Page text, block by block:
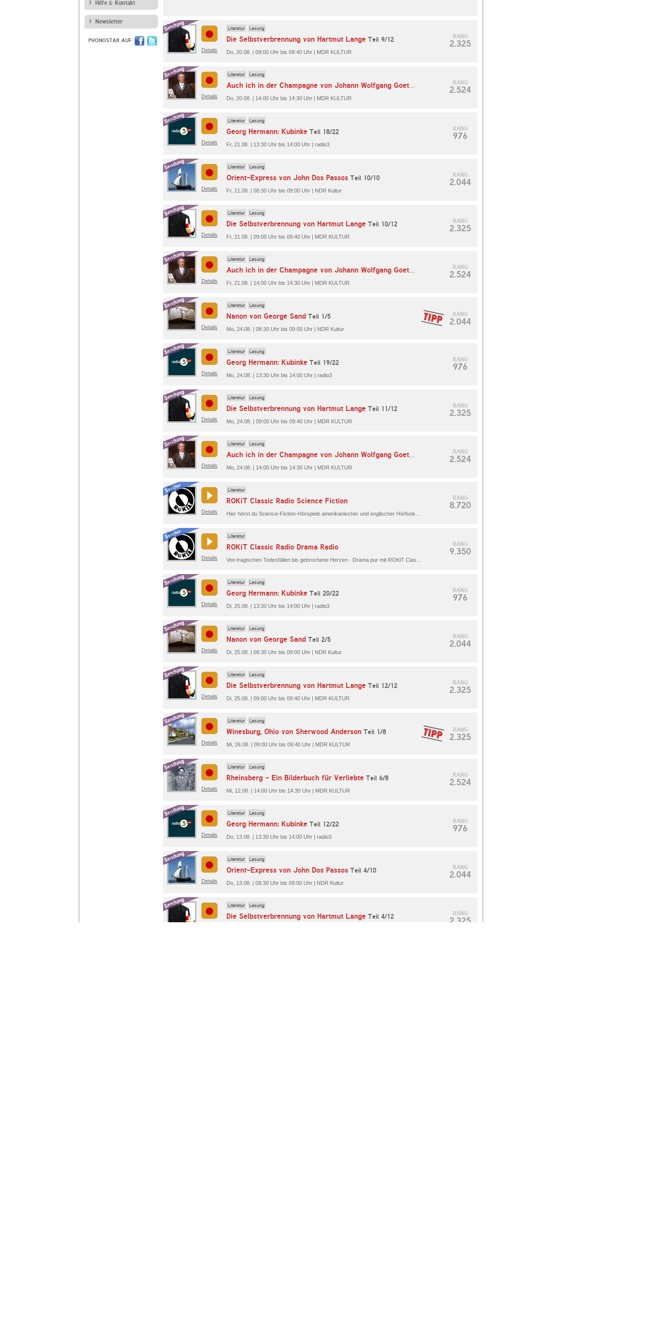
Hilfe & Kontakt
Newsletter
PHONOSTAR AUF
Details
Literatur Lesung
Die Selbstverbrennung von Hartmut Lange Teil 9/12
Do, 20.08. | 09:00 Uhr bis 09:40 Uhr | MDR KULTUR
RANG
2.325
Details
Literatur Lesung
Auch ich in der Champagne von Johann Wolfgang Goethe
Do, 20.08. | 14:00 Uhr bis 14:30 Uhr | MDR KULTUR
RANG
2.524
Details
Literatur Lesung
Georg Hermann: Kubinke Teil 18/22
Fr, 21.08. | 13:30 Uhr bis 14:00 Uhr | radio3
RANG
976
Details
Literatur Lesung
Orient-Express von John Dos Passos Teil 10/10
Fr, 21.08. | 08:30 Uhr bis 09:00 Uhr | NDR Kultur
RANG
2.044
Details
Literatur Lesung
Die Selbstverbrennung von Hartmut Lange Teil 10/12
Fr, 21.08. | 09:00 Uhr bis 09:40 Uhr | MDR KULTUR
RANG
2.325
Details
Literatur Lesung
Auch ich in der Champagne von Johann Wolfgang Goethe
Fr, 21.08. | 14:00 Uhr bis 14:30 Uhr | MDR KULTUR
RANG
2.524
Details
Literatur Lesung
Nanon von George Sand Teil 1/5
Mo, 24.08. | 08:30 Uhr bis 09:00 Uhr | NDR Kultur
RANG
2.044
Details
Literatur Lesung
Georg Hermann: Kubinke Teil 19/22
Mo, 24.08. | 13:30 Uhr bis 14:00 Uhr | radio3
RANG
976
Details
Literatur Lesung
Die Selbstverbrennung von Hartmut Lange Teil 11/12
Mo, 24.08. | 09:00 Uhr bis 09:40 Uhr | MDR KULTUR
RANG
2.325
Details
Literatur Lesung
Auch ich in der Champagne von Johann Wolfgang Goethe
Mo, 24.08. | 14:00 Uhr bis 14:30 Uhr | MDR KULTUR
RANG
2.524
Details
Literatur
ROKiT Classic Radio Science Fiction RANG
8.720
Details
Literatur
ROKiT Classic Radio Drama Radio RANG
9.350
Details
Literatur Lesung
Georg Hermann: Kubinke Teil 20/22
Di, 25.08. | 13:30 Uhr bis 14:00 Uhr | radio3
RANG
976
Details
Literatur Lesung
Nanon von George Sand Teil 2/5
Di, 25.08. | 08:30 Uhr bis 09:00 Uhr | NDR Kultur
RANG
2.044
Details
Literatur Lesung
Die Selbstverbrennung von Hartmut Lange Teil 12/12
Di, 25.08. | 09:00 Uhr bis 09:40 Uhr | MDR KULTUR
RANG
2.325
Details
Literatur Lesung
Winesburg, Ohio von Sherwood Anderson Teil 1/8
Mi, 26.08. | 09:00 Uhr bis 09:40 Uhr | MDR KULTUR
RANG
2.325
Details
Literatur Lesung
Rheinsberg - Ein Bilderbuch für Verliebte Teil 6/8
Mi, 12.08. | 14:00 Uhr bis 14:30 Uhr | MDR KULTUR
RANG
2.524
Details
Literatur Lesung
Georg Hermann: Kubinke Teil 12/22
Do, 13.08. | 13:30 Uhr bis 14:00 Uhr | radio3
RANG
976
Details
Literatur Lesung
Orient-Express von John Dos Passos Teil 4/10
Do, 13.08. | 08:30 Uhr bis 09:00 Uhr | NDR Kultur
RANG
2.044
Literatur Lesung
Die Selbstverbrennung von Hartmut Lange Teil 4/12 RANG
2.325